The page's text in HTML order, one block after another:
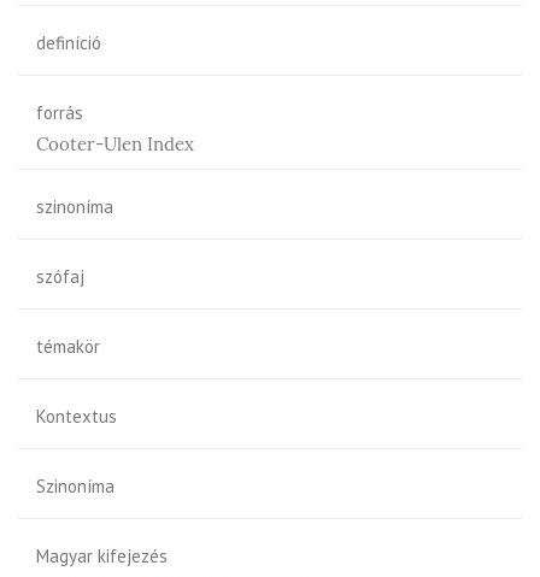
definíció
forrás
Cooter-Ulen Index
szinoníma
szófaj
témakör
Kontextus
Szinoníma
Magyar kifejezés